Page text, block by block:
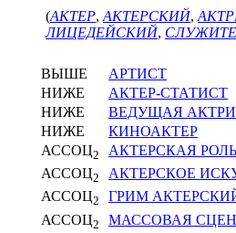
(АКТЕР, АКТЕРСКИЙ,
ЛИЦЕДЕЙСКИЙ,
ВЫШЕ
АРТИСТ
НИЖЕ
АКТЕР-СТАТИСТ
НИЖЕ
ВЕДУЩАЯ
НИЖЕ
КИНОАКТЕР
АССОЦ2
АКТЕРСКАЯ РОЛЬ
АССОЦ2
АКТЕРСКОЕ
АССОЦ2
ГРИМ
АССОЦ2
МАССОВАЯ